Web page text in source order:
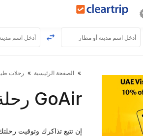
الصفحة الرئيسية رحلات
GoAir رحلة و PNR الحالة
إن تتبع تذاكرك وتوقيت